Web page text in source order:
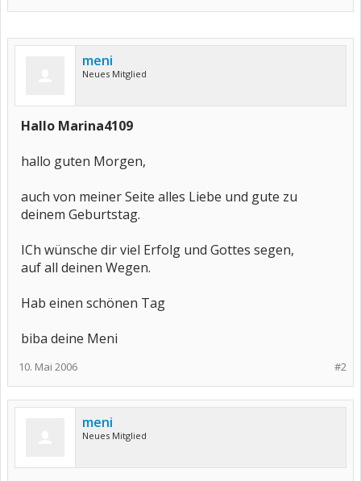
meni
Neues Mitglied
Hallo Marina4109
hallo guten Morgen,
auch von meiner Seite alles Liebe und gute zu
deinem Geburtstag.
ICh wünsche dir viel Erfolg und Gottes segen,
auf all deinen Wegen.
Hab einen schönen Tag
biba deine Meni
#2
10. Mai 2006
meni
Neues Mitglied